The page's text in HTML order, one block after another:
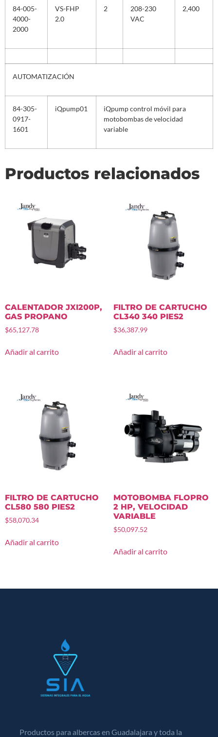
84-005-
4000-
2000
VS-FHP
2.0
2
208-230
VAC
2,400
AUTOMATIZACIÓN
84-305-
0917-
1601
iQpump01
iQpump control móvil para
motobombas de velocidad
variable
Productos relacionados
CALENTADOR JXI200P,
GAS PROPANO
$65,127.78
Añadir al carrito
FILTRO DE CARTUCHO
CL340 340 PIES2
$36,387.99
Añadir al carrito
FILTRO DE CARTUCHO
CL580 580 PIES2
$58,070.34
Añadir al carrito
MOTOBOMBA FLOPRO
2 HP, VELOCIDAD
VARIABLE
$50,097.52
Añadir al carrito
Productos para albercas en Guadalajara y toda la